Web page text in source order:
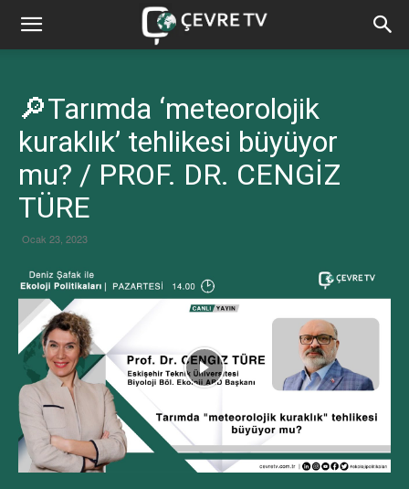
🔎Tarımda ‘meteorolojik
kuraklık’ tehlikesi büyüyor
mu? / PROF. DR. CENGİZ
TÜRE
Ocak 23, 2023